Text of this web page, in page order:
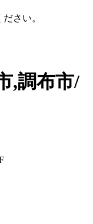
さい。
,調布市/